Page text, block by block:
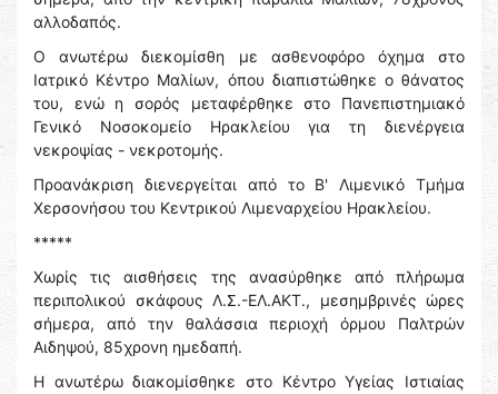
αλλοδαπός.
Ο ανωτέρω διεκομίσθη με ασθενοφόρο όχημα στο
Ιατρικό Κέντρο Μαλίων, όπου διαπιστώθηκε ο θάνατος
του, ενώ η σορός μεταφέρθηκε στο Πανεπιστημιακό
Γενικό Νοσοκομείο Ηρακλείου για τη διενέργεια
νεκροψίας - νεκροτομής.
Προανάκριση διενεργείται από το Β' Λιμενικό Τμήμα
Χερσονήσου του Κεντρικού Λιμεναρχείου Ηρακλείου.
*****
Χωρίς τις αισθήσεις της ανασύρθηκε από πλήρωμα
περιπολικού σκάφους Λ.Σ.-ΕΛ.ΑΚΤ., μεσημβρινές ώρες
σήμερα, από την θαλάσσια περιοχή όρμου Παλτρών
Αιδηψού, 85χρονη ημεδαπή.
Η ανωτέρω διακομίσθηκε στο Κέντρο Υγείας Ιστιαίας